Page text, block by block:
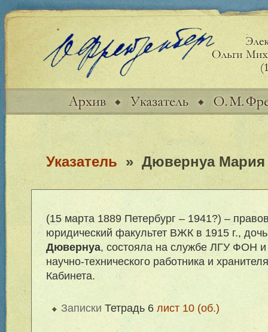
Указатель» Дювернуа Мария
(15 марта 1889 Петербург – 1941?) –
юридический факультет ВЖК в 1915 г.,
Дювернуа, состояла на службе ЛГУ ФОН
научно-технического работника и
Кабинета.
Записки Тетрадь 6 лист 10 (об.)